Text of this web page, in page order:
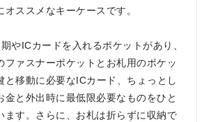
ススメなキーケースです。
やICカードを入れるポケットがあり、
ファスナーポケットとお札用のポケッ
と移動に必要なICカード、ちょっとし
金と外出時に最低限必要なものをひと
ます。さらに、お札は折らずに収納で